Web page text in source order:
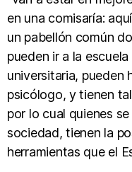
en una comisaría:
un pabellón común
pueden ir a la
universitaria, pueden
psicólogo, y tienen
por lo cual quienes
sociedad, tienen la
herramientas que el